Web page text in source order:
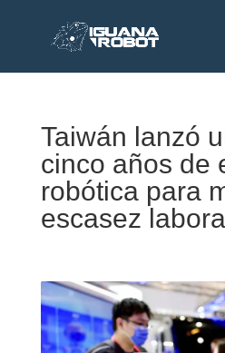
Taiwán lanzó
cinco años de
robótica para
escasez